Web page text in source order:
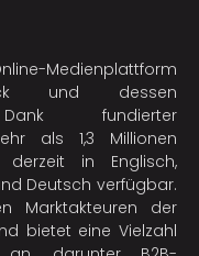
Medienplattform
und dessen
Dank fundierter
als 1,3 Millionen
in Englisch,
Deutsch verfügbar.
Marktakteuren der
bietet eine Vielzahl